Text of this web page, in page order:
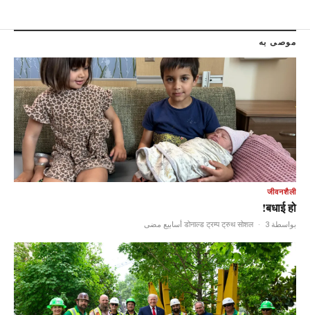
موصى به
जीवनशैली
बधाई हो!
بواسطة डोनाल्ड ट्रम्प ट्रुथ सोशल · 3 أسابيع مضى